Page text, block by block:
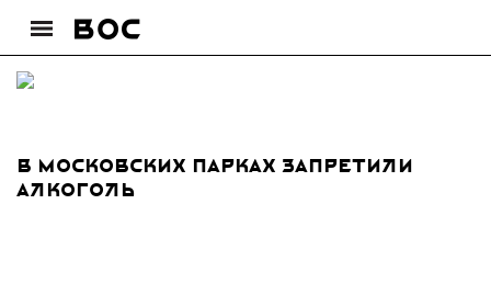
В московских парках запретили
алкоголь